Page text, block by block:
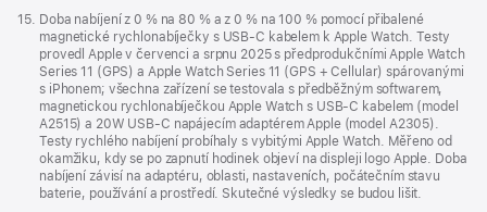
Poznámka
15. Doba nabíjení z 0 % na 80 % a z 0 % na 100 % pomocí přibalené
magnetické rychlonabíječky s USB‑C kabelem k Apple Watch. Testy
provedl Apple v červenci a srpnu 2025 s předprodukčními Apple Watch
Series 11 (GPS) a Apple Watch Series 11 (GPS + Cellular) spárovanými
s iPhonem; všechna zařízení se testovala s předběžným softwarem,
magnetickou rychlonabíječkou Apple Watch s USB‑C kabelem (model
A2515) a 20W USB‑C napájecím adaptérem Apple (model A2305).
Testy rychlého nabíjení probíhaly s vybitými Apple Watch. Měřeno od
okamžiku, kdy se po zapnutí hodinek objeví na displeji logo Apple. Doba
nabíjení závisí na adaptéru, oblasti, nastaveních, počátečním stavu
baterie, používání a prostředí. Skutečné výsledky se budou lišit.